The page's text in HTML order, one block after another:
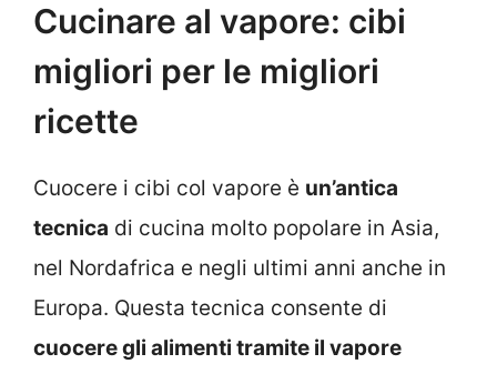
Cucinare al vapore: cibi
migliori per le migliori
ricette
Cuocere i cibi col vapore è un’antica
tecnica di cucina molto popolare in Asia,
nel Nordafrica e negli ultimi anni anche in
Europa. Questa tecnica consente di
cuocere gli alimenti tramite il vapore